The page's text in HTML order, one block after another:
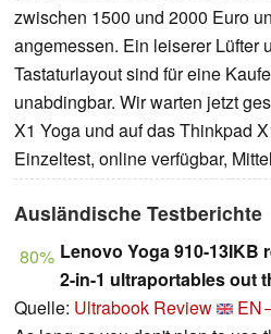
zwischen 1500 und 2000 Euro
angemessen. Ein leiserer Lüfter
Tastaturlayout sind für eine
unabdingbar. Wir warten jetzt
X1 Yoga und auf das Thinkpad
Einzeltest, online verfügbar,
Ausländische Testberichte
80% Lenovo Yoga 910-13IKB
2-in-1 ultraportables out
Quelle: Ultrabook Review